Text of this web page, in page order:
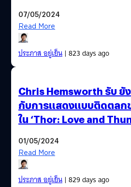
07/05/2024
Read More
ประภาส อยู่เย็น| 823 days ago
Chris Hemsworth รับ ยั
กับการแสดงแบบติดตลก
ใน ‘Thor: Love and
01/05/2024
Read More
ประภาส อยู่เย็น| 829 days ago